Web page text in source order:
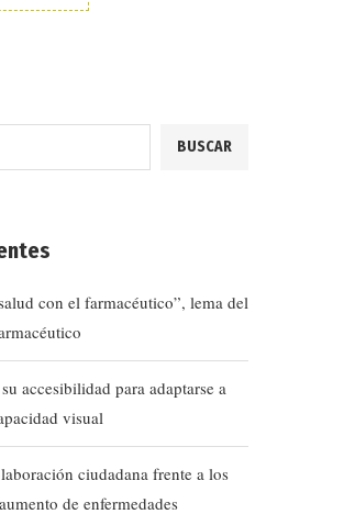
BUSCAR
con el farmacéutico”, lema del
accesibilidad para adaptarse a
visual
ciudadana frente a los
de enfermedades